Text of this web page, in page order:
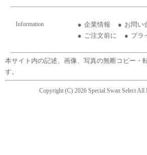
Information 企業情報
お問い
ご注文前に
プラ
本サイト内の記述、画像、写真の無断コピー・
す。
Copyright (C) 2026 Special Swan Select All